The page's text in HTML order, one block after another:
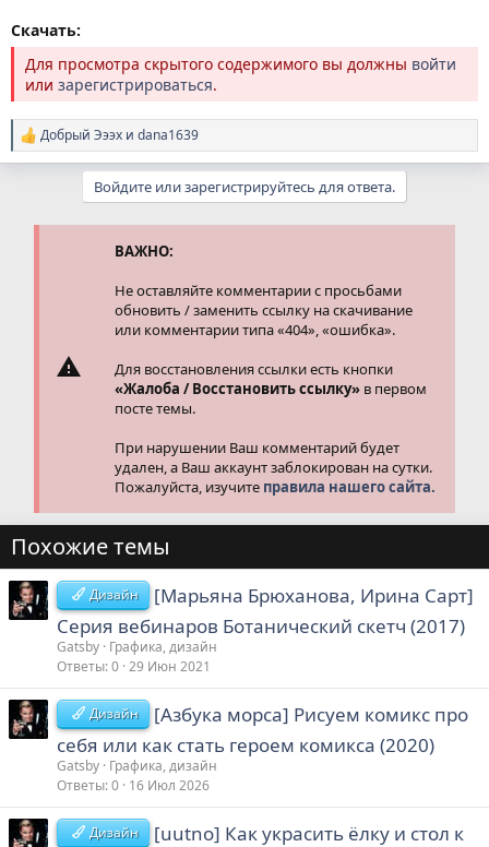
Скачать:
Для просмотра скрытого содержимого вы должны войти
или зарегистрироваться.
Р
е
Добрый Эээх и dana1639
Войдите или зарегистрируйтесь для ответа.
ВАЖНО:
Не оставляйте комментарии с просьбами
обновить / заменить ссылку на скачивание
или комментарии типа «404», «ошибка».
Для восстановления ссылки есть кнопки
«Жалоба / Восстановить ссылку» в первом
посте темы.
При нарушении Ваш комментарий будет
удален, а Ваш аккаунт заблокирован на сутки.
Пожалуйста, изучите правила нашего сайта.
Похожие темы
Дизайн
[Марьяна Брюханова, Ирина Сарт]
Серия вебинаров Ботанический скетч (2017)
Gatsby Графика, дизайн
Ответы 0 29 Июн 2021
Дизайн
[Азбука морса] Рисуем комикс про
себя или как стать героем комикса (2020)
Gatsby Графика, дизайн
Ответы 0 16 Июл 2026
Дизайн
[uutno] Как украсить ёлку и стол к